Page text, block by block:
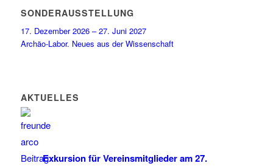
SONDERAUSSTELLUNG
17. Dezember 2026 – 27. Juni 2027
Archäo-Labor. Neues aus der Wissenschaft
AKTUELLES
Exkursion für Vereinsmitglieder am 27.